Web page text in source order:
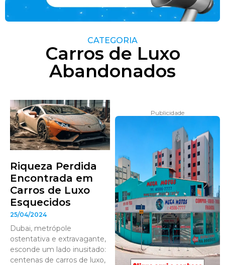
CATEGORIA
Carros de Luxo
Abandonados
Riqueza Perdida
Encontrada em
Carros de Luxo
Esquecidos
25/04/2024
Dubai, metrópole
ostentativa e extravagante,
esconde um lado inusitado:
centenas de carros de luxo,
Publicidade